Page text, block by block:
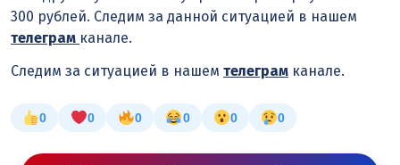
300 рублей. Следим за данной ситуацией в нашем
телеграм канале.
Следим за ситуацией в нашем телеграм канале.
0 0 0 0 0 0